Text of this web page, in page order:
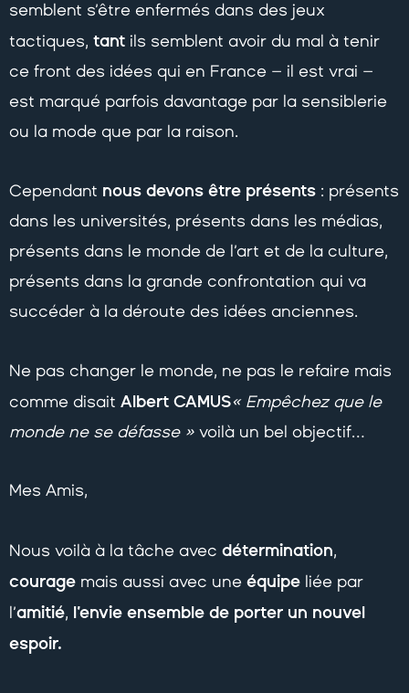
semblent s’être enfermés dans des jeux
tactiques, tant ils semblent avoir du mal à tenir
ce front des idées qui en France – il est vrai –
est marqué parfois davantage par la sensiblerie
ou la mode que par la raison.
Cependant nous devons être présents : présents
dans les universités, présents dans les médias,
présents dans le monde de l’art et de la culture,
présents dans la grande confrontation qui va
succéder à la déroute des idées anciennes.
Ne pas changer le monde, ne pas le refaire mais
comme disait Albert CAMUS« Empêchez que le
monde ne se défasse » voilà un bel objectif…
Mes Amis,
Nous voilà à la tâche avec détermination,
courage mais aussi avec une équipe liée par
l’amitié, l’envie ensemble de porter un nouvel
espoir.